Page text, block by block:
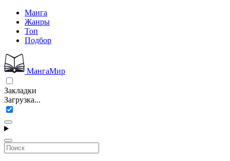
Манга
Жанры
Топ
Подбор
МангаМир
Закладки
Загрузка...